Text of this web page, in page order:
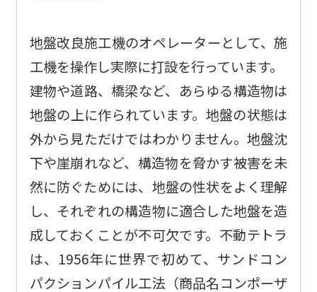
地盤改良施工機のオペレーターとして、施
工機を操作し実際に打設を行っています。
建物や道路、橋梁など、あらゆる構造物は
地盤の上に作られています。地盤の状態は
外から見ただけではわかりません。地盤沈
下や崖崩れなど、構造物を脅かす被害を未
然に防ぐためには、地盤の性状をよく理解
し、それぞれの構造物に適合した地盤を造
成しておくことが不可欠です。不動テトラ
は、1956年に世界で初めて、サンドコン
パクションパイル工法（商品名コンポーザ